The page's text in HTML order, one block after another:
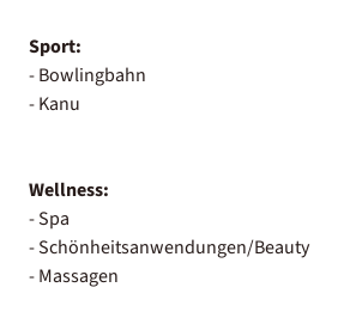
Sport:
- Bowlingbahn
- Kanu
Wellness:
- Spa
- Schönheitsanwendungen/Beauty
- Massagen